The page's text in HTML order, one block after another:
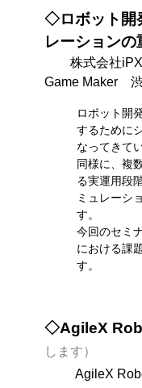
◇ロボット開
レーションの
株式会社
Game Maker
ロボット開
するために
なってきて
同様に、複
る実運用段
ミュレーシ
す。
今回のセミ
における課
す。
◇AgileX
します）
AgileX